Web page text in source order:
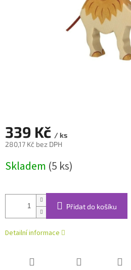
339 Kč / ks
280,17 Kč bez DPH
cena:
Skladem (5 ks)
Přidat do košíku
Detailní informace